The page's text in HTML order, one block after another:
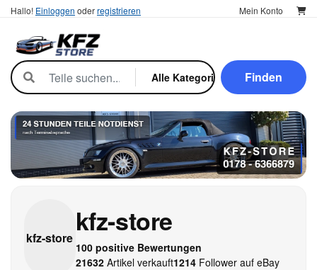
Hallo! Einloggen oderregistrieren Mein Konto
Finden
kfz-store
kfz-store
100 positive Bewertungen
21632Artikel verkauft1214Follower auf eBay